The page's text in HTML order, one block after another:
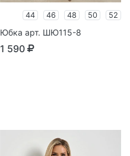
44 46 48 50 52
Юбка арт. ШЮ115-8
1 590